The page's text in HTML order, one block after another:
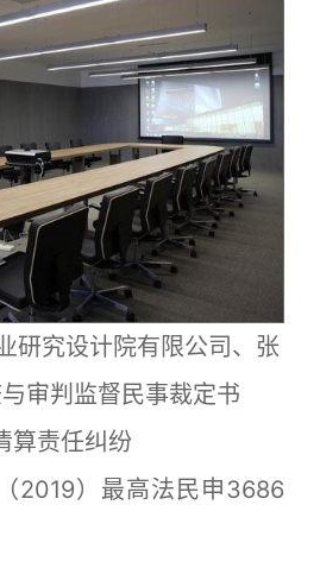
研究设计院有限公司、张
审判监督民事裁定书
任纠纷
）最高法民申3686